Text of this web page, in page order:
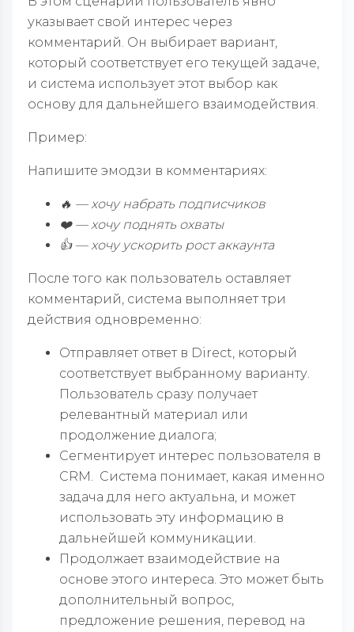
указывает свой интерес через
комментарий. Он выбирает вариант,
который соответствует его текущей задаче,
и система использует этот выбор как
основу для дальнейшего взаимодействия.
Пример:
Напишите эмодзи в комментариях:
🔥 — хочу набрать подписчиков
❤️ — хочу поднять охваты
👍 — хочу ускорить рост аккаунта
После того как пользователь оставляет
комментарий, система выполняет три
действия одновременно:
Отправляет ответ в Direct, который
соответствует выбранному варианту.
Пользователь сразу получает
релевантный материал или
продолжение диалога;
Сегментирует интерес пользователя в
CRM. Система понимает, какая именно
задача для него актуальна, и может
использовать эту информацию в
дальнейшей коммуникации.
Продолжает взаимодействие на
основе этого интереса. Это может быть
дополнительный вопрос,
предложение решения, перевод на